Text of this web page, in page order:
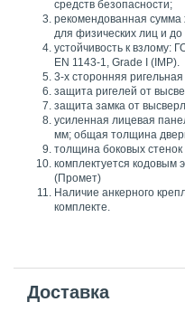
средств безопасности;
рекомендованная сумма
для физических лиц и
устойчивость к взлому:
EN 1143-1, Grade I (IMP).
3-х сторонняя
защита ригелей от
защита замка от
усиленная лицевая
мм; общая толщина
толщина боковых
комплектуется кодовым
(Промет)
Наличие анкерного
комплекте.
Доставка